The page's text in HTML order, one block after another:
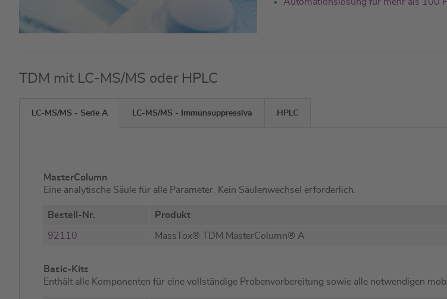
TDM mit LC-MS/MS oder HPLC
LC-MS/MS - Serie A LC-MS/MS - Immunsuppressiva HPLC
MasterColumn
Eine analytische Säule für alle Parameter. Kein Säulenwechsel erforderlich.
Bestell-Nr. Produkt
92110 MassTox® TDM MasterColumn® A
Basic-Kits
Enthält alle Komponenten für eine vollständige Probenvorbereitung sowie alle notwendigen